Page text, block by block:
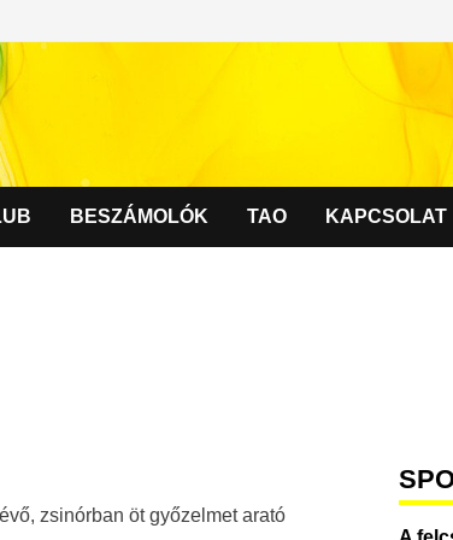
BESZÁMOLÓK TAO KAPCSOLAT
zsinórban öt győzelmet arató